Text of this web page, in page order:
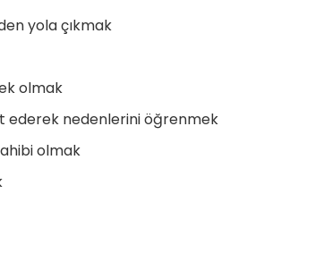
yola çıkmak
olmak
ederek nedenlerini öğrenmek
olmak